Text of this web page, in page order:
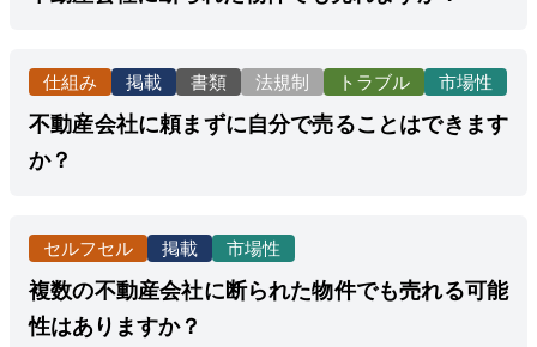
仕組み 掲載 書類 法規制 トラブル 市場性
不動産会社に頼まずに自分で売ることはできます
か？
セルフセル 掲載 市場性
複数の不動産会社に断られた物件でも売れる可能
性はありますか？